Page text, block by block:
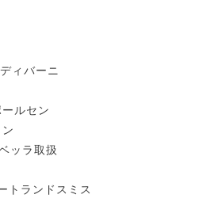
ィバーニ
ルセン
ッラ取扱
トランドスミス